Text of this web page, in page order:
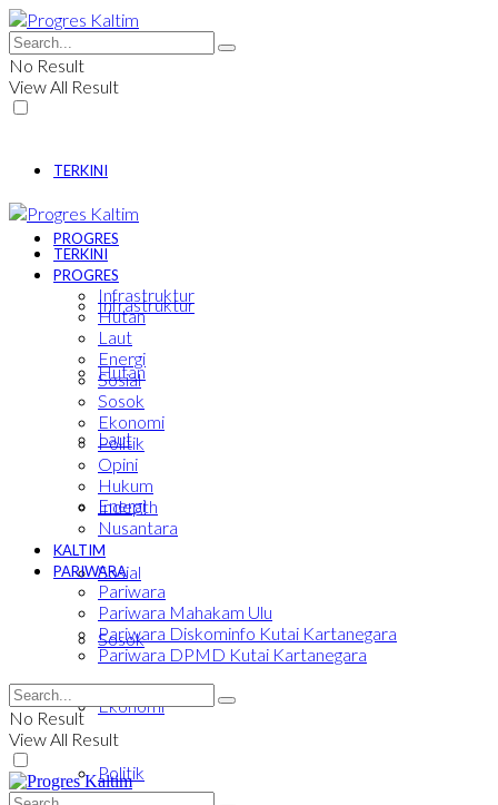
No Result
View All Result
TERKINI
PROGRES
Infrastruktur
Hutan
Laut
Energi
Sosial
Sosok
Ekonomi
Politik
TERKINI
PROGRES
Infrastruktur
Hutan
Laut
Energi
Sosial
Sosok
Ekonomi
Politik
Opini
Hukum
Indepth
Nusantara
KALTIM
PARIWARA
Pariwara
Pariwara Mahakam Ulu
Pariwara Diskominfo Kutai Kartanegara
Pariwara DPMD Kutai Kartanegara
No Result
View All Result